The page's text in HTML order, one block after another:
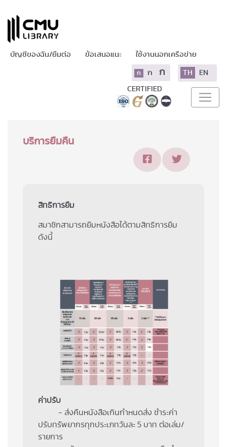
บัญชีของฉัน/ยืมต่อ ข้อเสนอแนะ ใช้งานนอกเครือข่าย
ก ก ก TH EN
CERTIFIED
บริการยืมคืน
สิทธิการยืม
สมาชิกสามารถยืมหนังสือได้ตามสิทธิการยืม
ดังนี้
ค่าปรับ
- ส่งคืนหนังสือเกินกำหนดส่ง ชำระค่า
ปรับทรัพยากรทุกประเภทวันละ 5 บาท ต่อเล่ม/
รายการ